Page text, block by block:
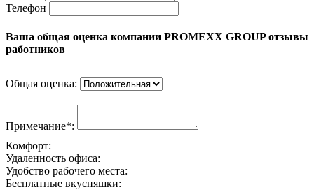
Телефон
Ваша общая оценка компании PROMEXX GROUP отзывы
работников
Общая оценка:
Примечание*:
Комфорт:
Удаленность офиса:
Удобство рабочего места:
Бесплатные вкусняшки: